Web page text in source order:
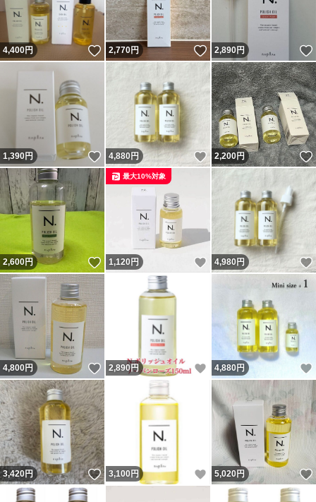
4,400円 いいね！
2,770円 いいね！
2,890円
1,390円 いいね！
4,880円 いいね！
2,200円
2,600円 いいね！
1,120 円 いいね！
最大10%対象
4,980円
4,800円 いいね！
2,890円 いいね！
4,880円
3,420円 いいね！
3,100 円 いいね！
5,020円